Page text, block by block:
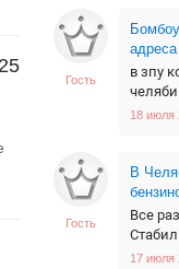
Гость
адреса
в зпу
18 июля
Гость
В
Все
17 июля